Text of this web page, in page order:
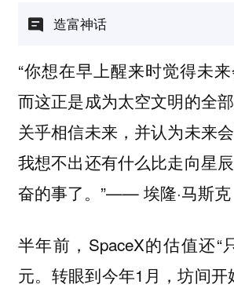
造富神话
“你想在早上醒来时觉得未
而这正是成为太空文明的全
关乎相信未来，并认为未来会
我想不出还有什么比走向星
奋的事了。”—— 埃隆·马斯克
半年前，SpaceX的估值还“
元。转眼到今年1月，坊间